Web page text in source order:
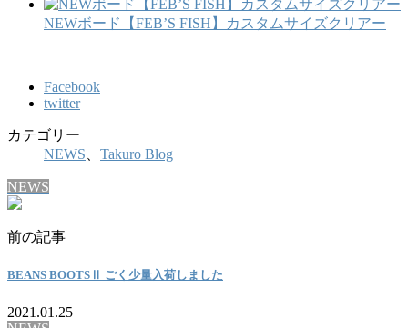
NEWボード【FEB’S FISH】カスタムサイズクリアー
Facebook
twitter
カテゴリー
NEWS
Takuro Blog
NEWS
前の記事
BEANS BOOTSⅡ ごく少量入荷しました
2021.01.25